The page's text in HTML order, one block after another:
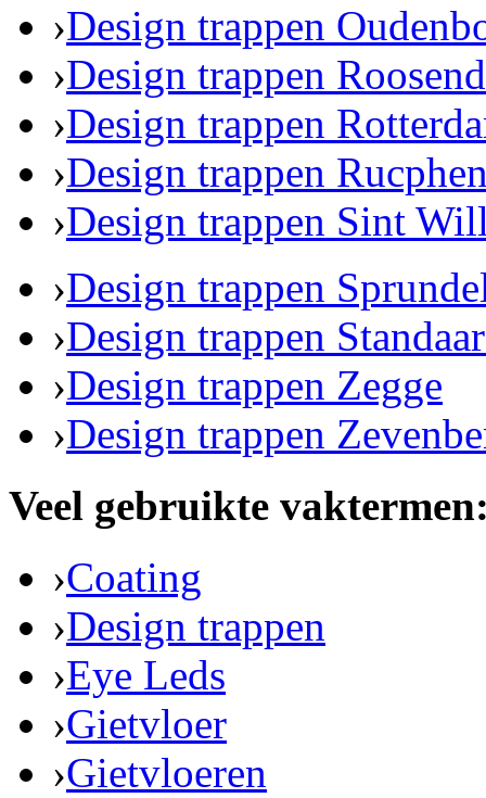
›Design trappen
›Design trappen
›Design trappen
›Design trappen
›Design trappen Sint
›Design trappen
›Design trappen
›Design trappen Zegge
›Design trappen
Veel gebruikte
›Coating
›Design trappen
›Eye Leds
›Gietvloer
›Gietvloeren